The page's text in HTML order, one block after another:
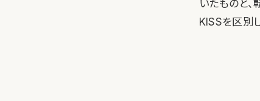
いたものと
KISSを区別